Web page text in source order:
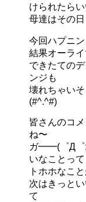
けられたら
母達はその
今回ハプニ
結果オーラ
できたての
ンジも
壊れちゃい
(#^.^#)
皆さんのコ
ね〜
ガ━━(゜Д゜
いなことって
トホホなこ
次はきっと
て